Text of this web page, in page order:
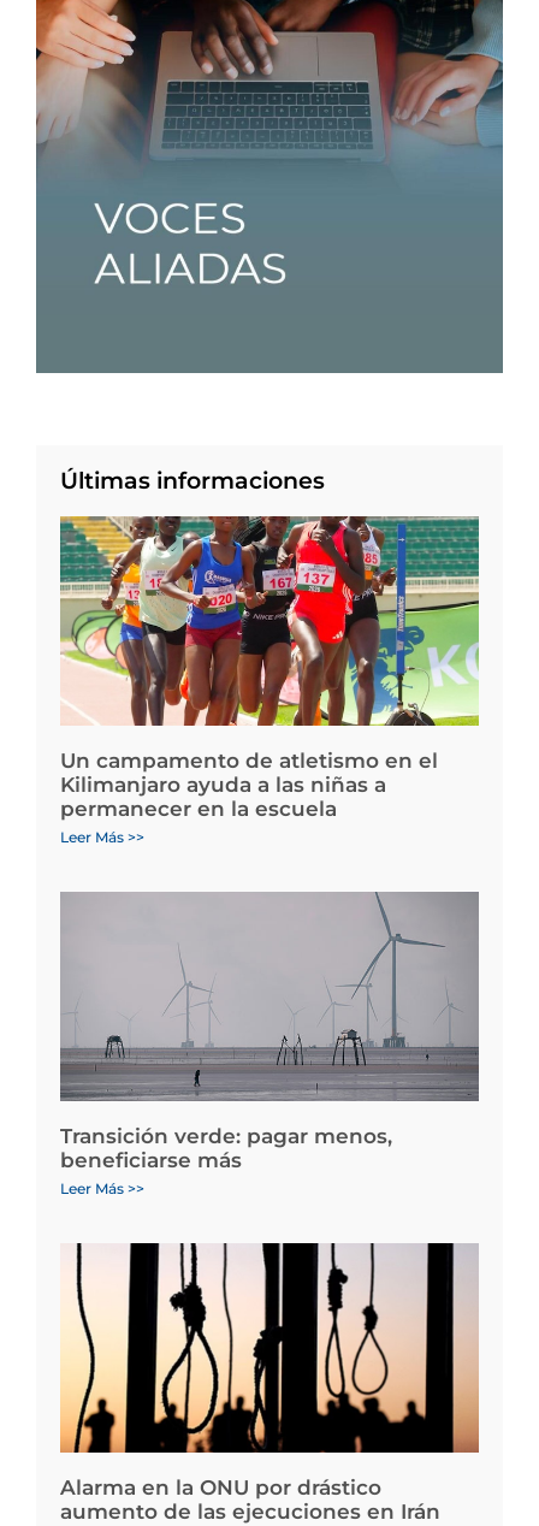
Últimas informaciones
Un campamento de atletismo en el
Kilimanjaro ayuda a las niñas a
permanecer en la escuela
Leer Más >>
Transición verde: pagar menos,
beneficiarse más
Leer Más >>
Alarma en la ONU por drástico
aumento de las ejecuciones en Irán